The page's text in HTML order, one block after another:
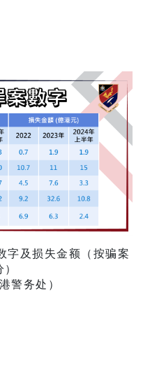
及损失金额（按骗案
警务处）